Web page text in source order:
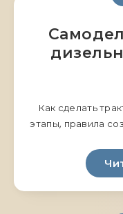
Как сделать
этапы, правила